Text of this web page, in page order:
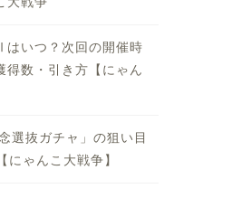
いつ？次回の開催時
得数・引き方【にゃん
選抜ガチャ」の狙い目
にゃんこ大戦争】